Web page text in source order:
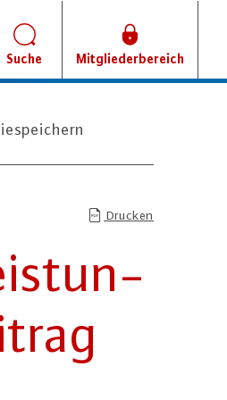
Suche Mitgliederbereich
Drucken